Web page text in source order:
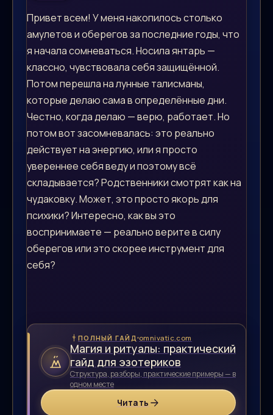
Привет всем! У меня накопилось столько
амулетов и оберегов за последние годы, что
я начала сомневаться. Носила янтарь —
классно, чувствовала себя защищённой.
Потом перешла на лунные талисманы,
которые делаю сама в определённые дни.
Честно, когда делаю — верю, работает. Но
потом вот засомневалась: это реально
действует на энергию, или я просто
увереннее себя веду и поэтому всё
складывается? Родственники смотрят как на
чудаковку. Может, это просто якорь для
психики? Интересно, как вы это
воспринимаете — реально верите в силу
оберегов или это скорее инструмент для
себя?
ПОЛНЫЙ ГАЙД omnivatic.com
Магия и ритуалы: практический
гайд для эзотериков
Структура, разборы, практические примеры — в
одном месте
Читать